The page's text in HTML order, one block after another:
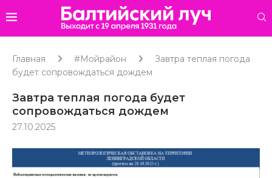
Главная #Мойрайон
Завтра теплая погода
будет сопровождаться дождем
Завтра теплая погода будет
сопровождаться дождем
27.10.2025